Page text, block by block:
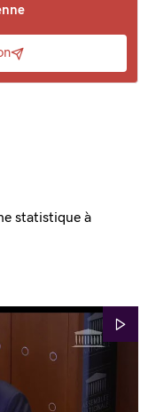
statistique à